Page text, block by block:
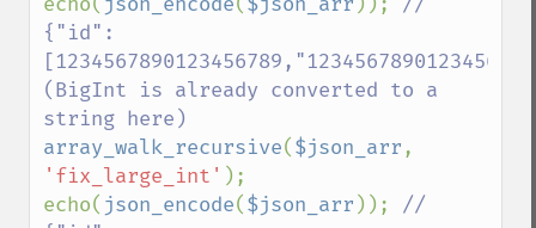
{"id":
(BigInt is already converted to a
array_walk_recursive($json_arr
'fix_large_int' );
echo( json_encode($json_arr )); //